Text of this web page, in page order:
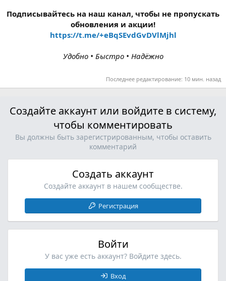
Подписывайтесь на наш канал, чтобы не пропускать
обновления и акции!
https://t.me/+eBqSEvdGvDVlMjhl
Удобно • Быстро • Надёжно
Последнее редактирование: 10 мин. назад
Создайте аккаунт или войдите в систему,
чтобы комментировать
Вы должны быть зарегистрированным, чтобы оставить
комментарий
Создать аккаунт
Создайте аккаунт в нашем сообществе.
Регистрация
Войти
У вас уже есть аккаунт? Войдите здесь.
Вход